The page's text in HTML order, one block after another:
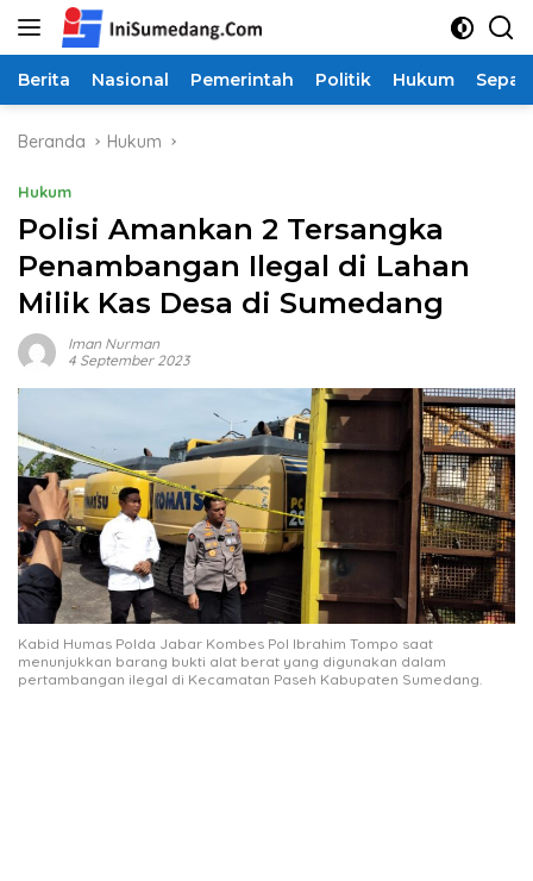
Langsung
Berita Nasional Pemerintah Politik Hukum
Beranda Hukum
Hukum
Polisi Amankan 2 Tersangka
Penambangan Ilegal di Lahan
Milik Kas Desa di Sumedang
Iman Nurman
4 September 2023
Kabid Humas Polda Jabar Kombes Pol Ibrahim Tompo saat
menunjukkan barang bukti alat berat yang digunakan dalam
pertambangan ilegal di Kecamatan Paseh Kabupaten Sumedang.